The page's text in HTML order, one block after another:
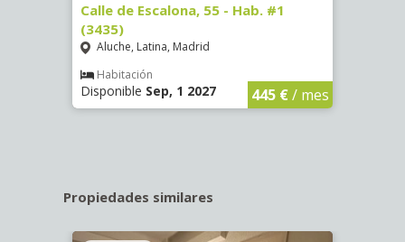
Calle de Escalona, 55 - Hab. #1
(3435)
Aluche, Latina, Madrid
Habitación
Disponible Sep, 1 2027 445 €/ mes
Propiedades similares